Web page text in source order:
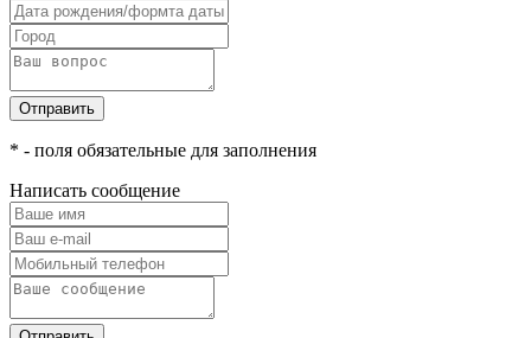
Отправить
* - поля обязательные для заполнения
Написать сообщение